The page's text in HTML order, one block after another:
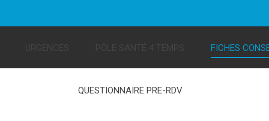
FICHES
QUESTIONNAIRE PRE-RDV